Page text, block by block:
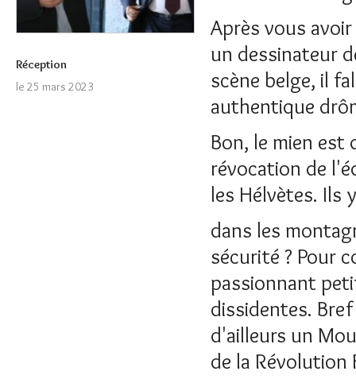
Réception
le 25 mars 2023
Après vous
un dessinateur
scène belge, il
authentique
Bon, le mien est
révocation de
les Hélvètes. Ils
dans les
sécurité ? Pour
passionnant
dissidentes.
d'ailleurs un
de la Révolution